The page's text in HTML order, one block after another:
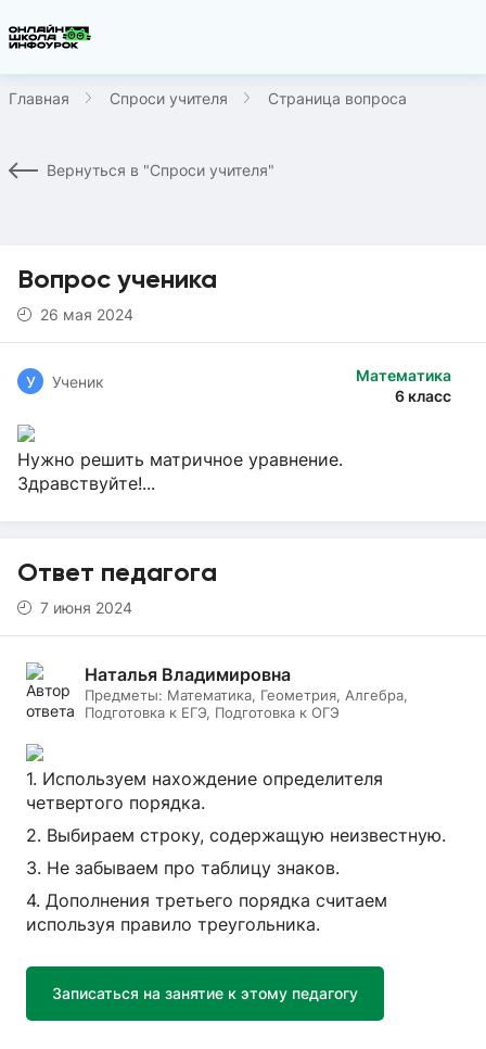
Главная Спроси учителя Страница вопроса
Вернуться в "Спроси учителя"
Вопрос ученика
26 мая 2024
Математика
6 класс
У Ученик
Нужно решить матричное уравнение.
Здравствуйте!...
Ответ педагога
7 июня 2024
Наталья Владимировна
Предметы: Математика, Геометрия, Алгебра,
Подготовка к ЕГЭ, Подготовка к ОГЭ
1. Используем нахождение определителя
четвертого порядка.
2. Выбираем строку, содержащую неизвестную.
3. Не забываем про таблицу знаков.
4. Дополнения третьего порядка считаем
используя правило треугольника.
Записаться на занятие к этому педагогу